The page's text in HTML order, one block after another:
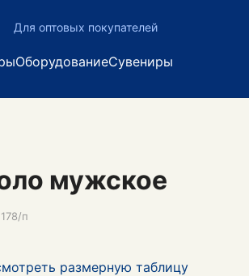
Для оптовых покупателей
ОборудованиеСувениры
мужское
178/п
размерную таблицу